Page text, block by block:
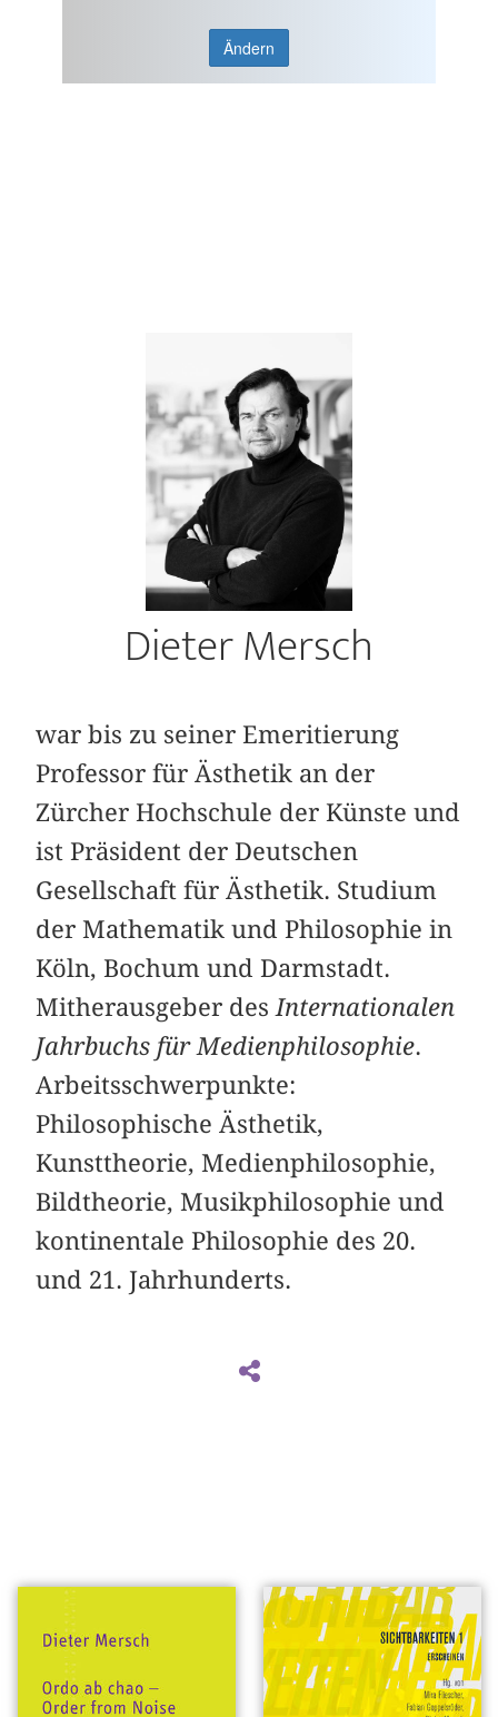
Ändern
Dieter Mersch
war bis zu seiner Emeritierung
Professor für Ästhetik an der
Zürcher Hochschule der Künste und
ist Präsident der Deutschen
Gesellschaft für Ästhetik. Studium
der Mathematik und Philosophie in
Köln, Bochum und Darmstadt.
Mitherausgeber des Internationalen
Jahrbuchs für Medienphilosophie.
Arbeitsschwerpunkte:
Philosophische Ästhetik,
Kunsttheorie, Medienphilosophie,
Bildtheorie, Musikphilosophie und
kontinentale Philosophie des 20.
und 21. Jahrhunderts.